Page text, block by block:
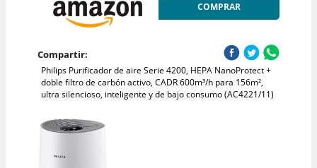
COMPRAR
Compartir:
Philips Purificador de aire Serie 4200, HEPA NanoProtect +
doble filtro de carbón activo, CADR 600m³/h para 156m²,
ultra silencioso, inteligente y de bajo consumo (AC4221/11)